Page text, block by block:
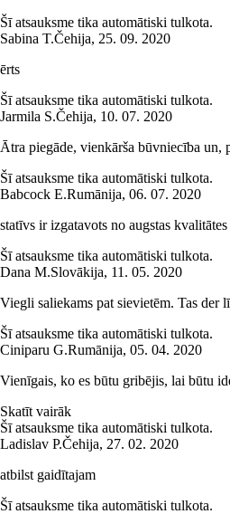
Šī atsauksme tika automātiski tulkota.
Sabina T.Čehija, 25. 09. 2020
ērts
Šī atsauksme tika automātiski tulkota.
Jarmila S.Čehija, 10. 07. 2020
Ātra piegāde, vienkārša būvniecība un,
Šī atsauksme tika automātiski tulkota.
Babcock E.Rumānija, 06. 07. 2020
statīvs ir izgatavots no augstas
Šī atsauksme tika automātiski tulkota.
Dana M.Slovākija, 11. 05. 2020
Viegli saliekams pat sievietēm. Tas der
Šī atsauksme tika automātiski tulkota.
Ciniparu G.Rumānija, 05. 04. 2020
Vienīgais, ko es būtu gribējis, lai būtu
Skatīt vairāk
Šī atsauksme tika automātiski tulkota.
Ladislav P.Čehija, 27. 02. 2020
atbilst gaidītajam
Šī atsauksme tika automātiski tulkota.